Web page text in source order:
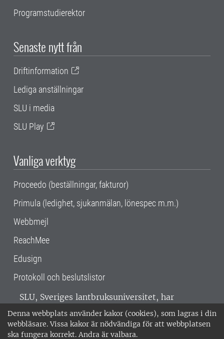
Denna webbplats använder kakor (cookies), som lagras i din
webbläsare. Vissa kakor är nödvändiga för att webbplatsen
ska fungera korrekt. Andra är valbara.
Programstudierektor
Senaste nytt från
Driftinformation
Lediga anställningar
SLU i media
SLU Play
Vanliga verktyg
Proceedo (beställningar, fakturor)
Primula (ledighet, sjukanmälan, lönespec m.m.)
Webbmejl
ReachMee
Edusign
Protokoll och beslutslistor
SLU, Sveriges lantbruksuniversitet, har
verksamhet över hela Sverige. Huvudorter är
Alnarp, Uppsala och Umeå.SLU är
miljöcertifierat enligt ISO 14001. •